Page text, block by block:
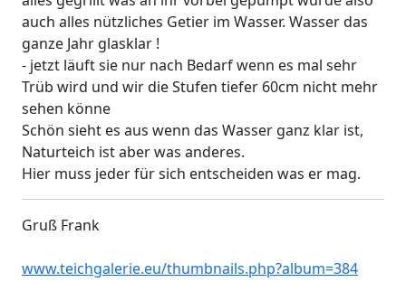
auch alles nützliches Getier im Wasser. Wasser das
ganze Jahr glasklar !
- jetzt läuft sie nur nach Bedarf wenn es mal sehr
Trüb wird und wir die Stufen tiefer 60cm nicht mehr
sehen könne
Schön sieht es aus wenn das Wasser ganz klar ist,
Naturteich ist aber was anderes.
Hier muss jeder für sich entscheiden was er mag.
Gruß Frank
www.teichgalerie.eu/thumbnails.php?album=384